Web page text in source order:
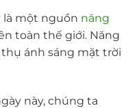
là một nguồn năng
toàn thế giới. Năng
ánh sáng mặt trời
này, chúng ta